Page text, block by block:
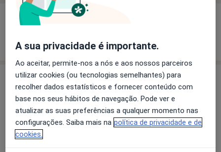
Experiência
Mostrar mais detalhes
sobre a experiência
Preços
Sem informação sobre serviços e preços
Este especialista ainda não adicionou nenhuma
informação sobre serviços
A sua privacidade é importante.
Ao aceitar, permite-nos a nós e aos nossos parceiros
utilizar cookies (ou tecnologias semelhantes) para
recolher dados estatísticos e fornecer conteúdo com
base nos seus hábitos de navegação. Pode ver e
atualizar as suas preferências a qualquer momento nas
configurações. Saiba mais na política de privacidade e de
cookies.